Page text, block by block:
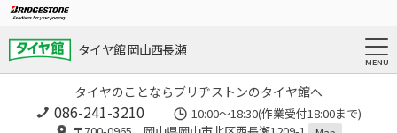
タイヤ館 岡山西長瀬
タイヤのことならブリヂストンのタイヤ館へ
086-241-3210
10:00〜18:30(作業受付18:00まで)